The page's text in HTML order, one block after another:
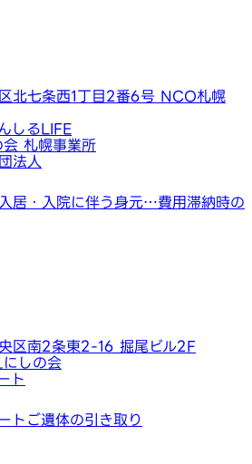
北七条西1丁目2番6号 NCO札幌
しるLIFE
札幌事業所
法人
入居・入院に伴う身元…費用滞納時の
区南2条東2-16 掘尾ビル2F
しの会
ト
ト ご遺体の引き取り